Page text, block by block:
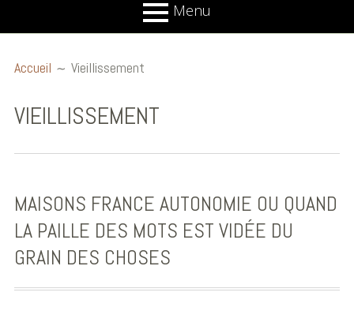
Menu
Publications et
Ouvrages
Audio et Vidéo
Biographie
Accueil Vieillissement
VIEILLISSEMENT
MAISONS FRANCE AUTONOMIE OU QUAND
LA PAILLE DES MOTS EST VIDÉE DU
GRAIN DES CHOSES